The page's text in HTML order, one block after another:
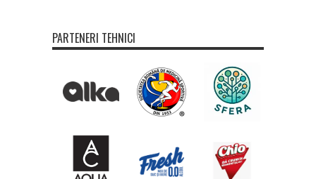
PARTENERI TEHNICI